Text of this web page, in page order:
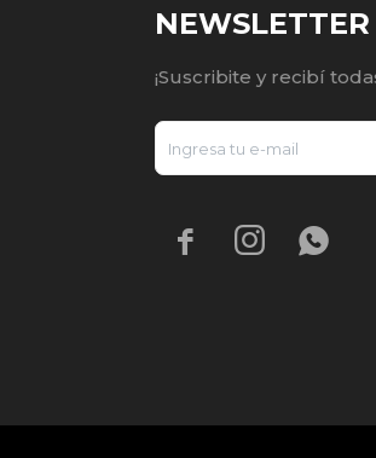
NEWSLETTER
¡Suscribite y recibí
  